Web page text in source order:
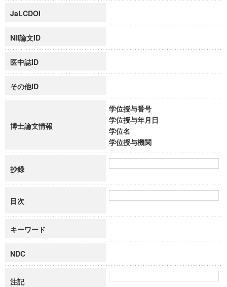
JaLCDOI
NII論文ID
医中誌ID
その他ID
博士論文情報
学位授与番号
学位授与年月日
学位名
学位授与機関
抄録
目次
キーワード
NDC
注記